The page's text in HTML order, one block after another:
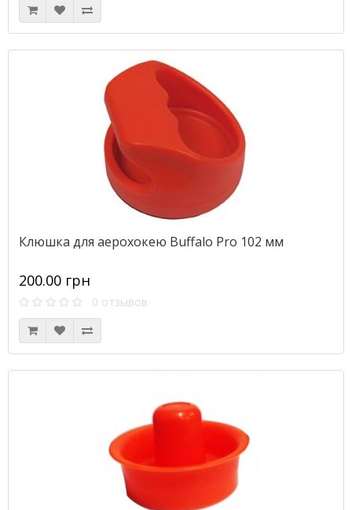
Клюшка для аерохокею Buffalo Pro 102 мм
200.00 грн
0 отзывов